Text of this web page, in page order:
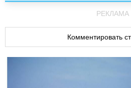
РЕКЛАМА
Комментировать